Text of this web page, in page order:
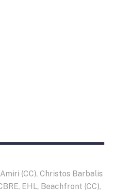
(CC), Christos Barbalis
EHL, Beachfront (CC),